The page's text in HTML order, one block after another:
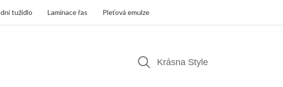
tužidlo Laminace řas Pleťová emulze